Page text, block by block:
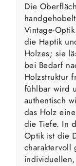
Die
Vintage-
die Haptik
Holzes; sie
bei Bedarf
Holzstruktur
fühlbar wird
authentisch
das Holz
die Tiefe. In
Optik ist die
charaktervoll